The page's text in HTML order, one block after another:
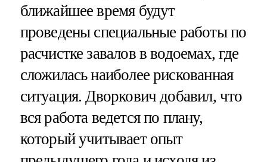
ближайшее время будут
проведены специальные работы по
расчистке завалов в водоемах, где
сложилась наиболее рискованная
ситуация. Дворкович добавил, что
вся работа ведется по плану,
который учитывает опыт